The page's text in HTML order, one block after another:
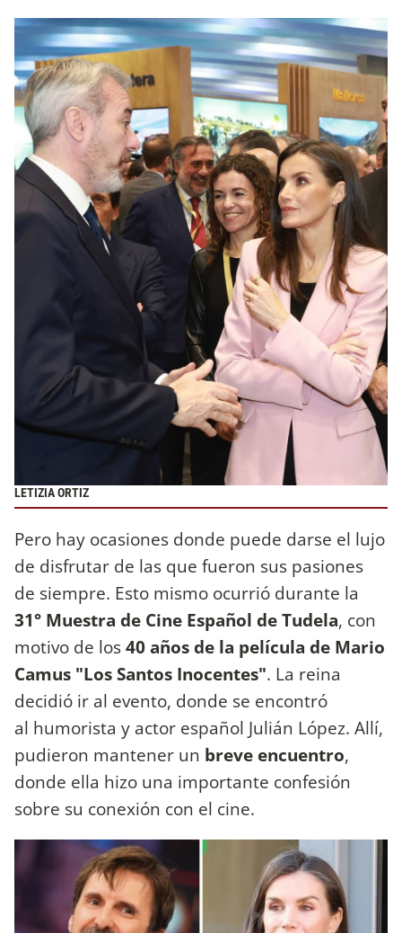
LETIZIA ORTIZ
Pero hay ocasiones donde puede darse el lujo
de disfrutar de las que fueron sus pasiones
de siempre. Esto mismo ocurrió durante la
31° Muestra de Cine Español de Tudela, con
motivo de los40 años de la película de Mario
Camus "Los Santos Inocentes". La reina
decidió ir al evento, donde se encontró
al humorista y actor español Julián López. Allí,
pudieron mantener un breve encuentro,
donde ella hizo una importante confesión
sobre su conexión con el cine.